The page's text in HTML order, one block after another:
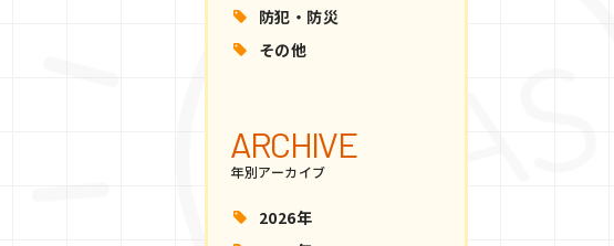
防犯・防災
その他
ARCHIVE
年別アーカイブ
2026年